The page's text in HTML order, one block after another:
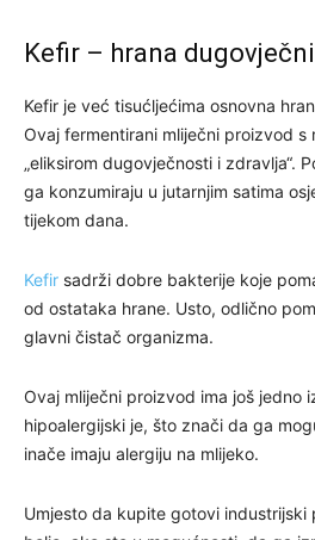
Kefir – hrana
Kefir je već tisućljećima osnovna
Ovaj fermentirani mliječni proizvod s
„eliksirom dugovječnosti i zdravlja“.
ga konzumiraju u jutarnjim satima
tijekom dana.
Kefir sadrži dobre bakterije koje
od ostataka hrane. Usto, odlično
glavni čistač organizma.
Ovaj mliječni proizvod ima još jedno
hipoalergijski je, što znači da ga
inače imaju alergiju na mlijeko.
Umjesto da kupite gotovi industrijski